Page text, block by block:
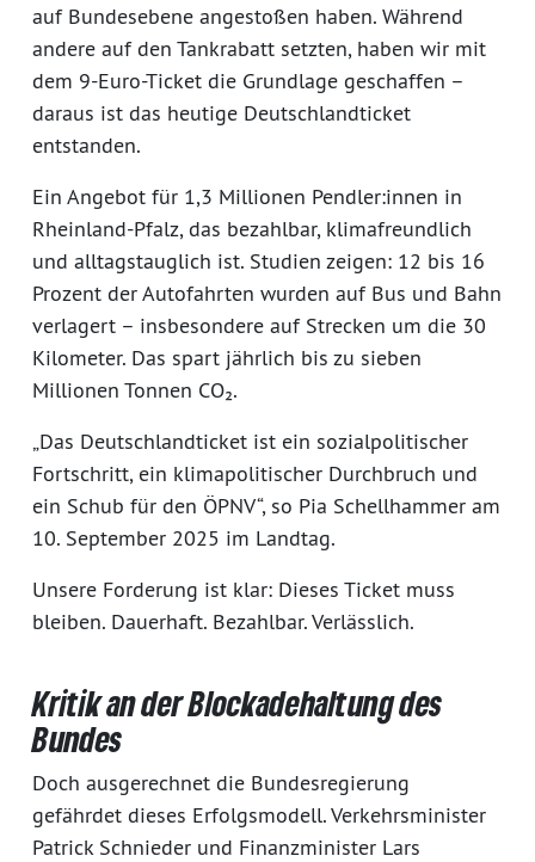
auf Bundesebene angestoßen haben. Während
andere auf den Tankrabatt setzten, haben wir mit
dem 9-Euro-Ticket die Grundlage geschaffen –
daraus ist das heutige Deutschlandticket
entstanden.
Ein Angebot für 1,3 Millionen Pendler:innen in
Rheinland-Pfalz, das bezahlbar, klimafreundlich
und alltagstauglich ist. Studien zeigen: 12 bis 16
Prozent der Autofahrten wurden auf Bus und Bahn
verlagert – insbesondere auf Strecken um die 30
Kilometer. Das spart jährlich bis zu sieben
Millionen Tonnen CO₂.
„Das Deutschlandticket ist ein sozialpolitischer
Fortschritt, ein klimapolitischer Durchbruch und
ein Schub für den ÖPNV“, so Pia Schellhammer am
10. September 2025 im Landtag.
Unsere Forderung ist klar: Dieses Ticket muss
bleiben. Dauerhaft. Bezahlbar. Verlässlich.
Kritik an der Blockadehaltung des
Bundes
Doch ausgerechnet die Bundesregierung
gefährdet dieses Erfolgsmodell. Verkehrsminister
Patrick Schnieder und Finanzminister Lars